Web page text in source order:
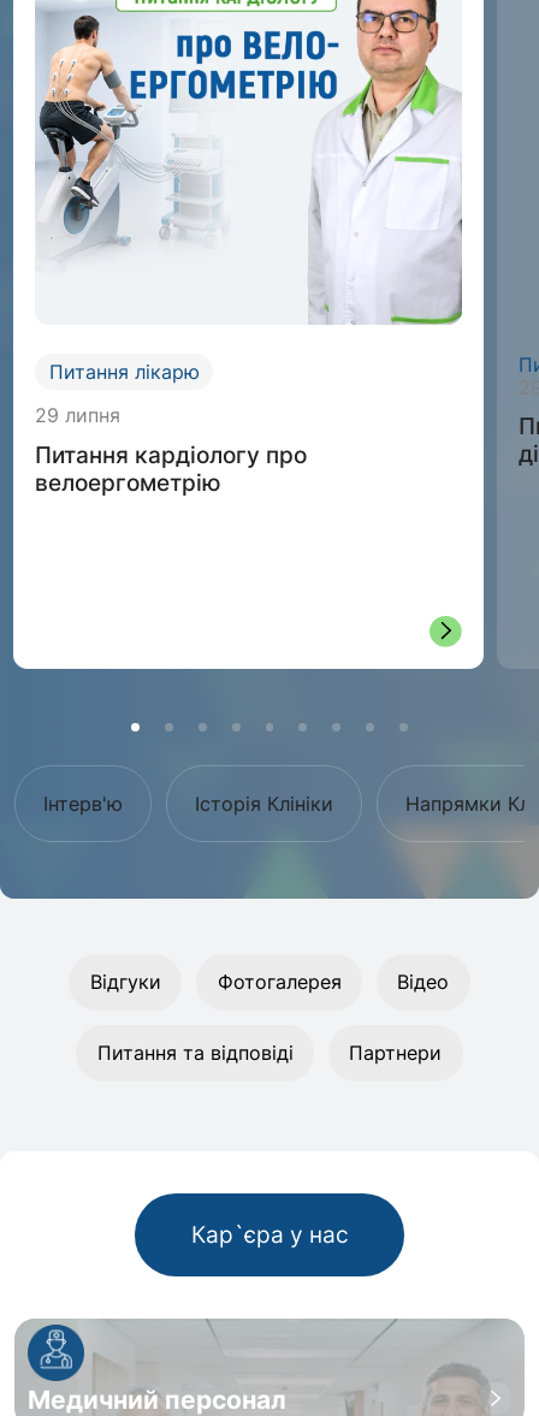
Питання лікарю
29 липня
Питання кардіологу про
велоергометрію
Інтерв'ю Історія Клініки Напрямки
Відгуки Фотогалерея Відео
Питання та відповіді Партнери
Кар`єра у нас
Медичний персонал